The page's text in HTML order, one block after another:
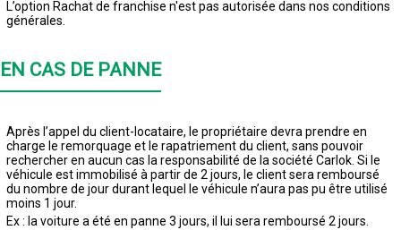
L’option Rachat de franchise n'est pas autorisée dans nos conditions
générales.
EN CAS DE PANNE
Après l’appel du client-locataire, le propriétaire devra prendre en
charge le remorquage et le rapatriement du client, sans pouvoir
rechercher en aucun cas la responsabilité de la société Carlok. Si le
véhicule est immobilisé à partir de 2 jours, le client sera remboursé
du nombre de jour durant lequel le véhicule n’aura pas pu être utilisé
moins 1 jour.
Ex : la voiture a été en panne 3 jours, il lui sera remboursé 2 jours.